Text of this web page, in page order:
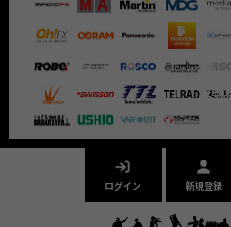
ログイン 新規登録